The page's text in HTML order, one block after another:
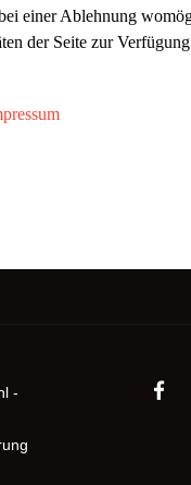
-
einer Ablehnung
der Seite zur Verfügung